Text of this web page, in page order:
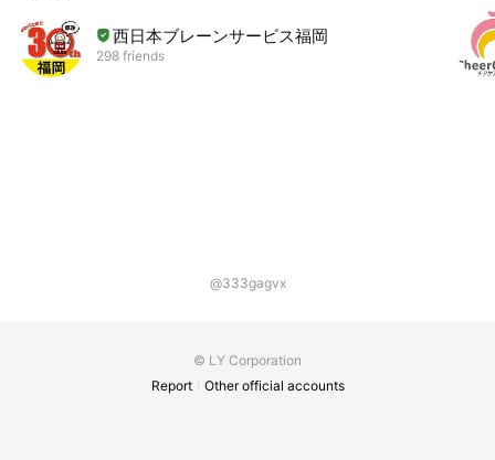
西日本ブレーンサービス福岡
298 friends
@333gagvx
© LY Corporation
Report
Other official accounts